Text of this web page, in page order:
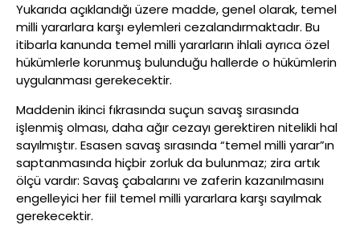
Yukarıda açıklandığı üzere madde, genel olarak, temel
milli yararlara karşı eylemleri cezalandırmaktadır. Bu
itibarla kanunda temel milli yararların ihlali ayrıca özel
hükümlerle korunmuş bulunduğu hallerde o hükümlerin
uygulanması gerekecektir.
Maddenin ikinci fıkrasında suçun savaş sırasında
işlenmiş olması, daha ağır cezayı gerektiren nitelikli hal
sayılmıştır. Esasen savaş sırasında “temel milli yarar”ın
saptanmasında hiçbir zorluk da bulunmaz; zira artık
ölçü vardır: Savaş çabalarını ve zaferin kazanılmasını
engelleyici her fiil temel milli yararlara karşı sayılmak
gerekecektir.